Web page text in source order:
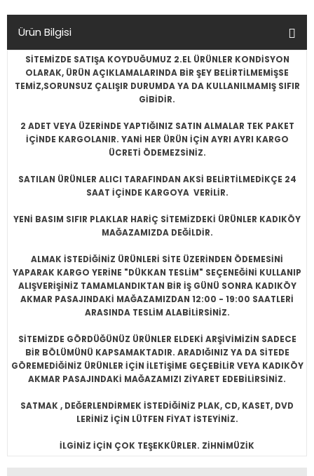
Ürün Bilgisi
SİTEMİZDE SATIŞA KOYDUĞUMUZ 2.EL ÜRÜNLER KONDİSYON
OLARAK, ÜRÜN AÇIKLAMALARINDA BİR ŞEY BELİRTİLMEMİŞSE
TEMİZ,SORUNSUZ ÇALIŞIR DURUMDA YA DA KULLANILMAMIŞ SIFIR
GİBİDİR.
2 ADET VEYA ÜZERİNDE YAPTIĞINIZ SATIN ALMALAR TEK PAKET
İÇİNDE KARGOLANIR. YANİ HER ÜRÜN İÇİN AYRI AYRI KARGO
ÜCRETİ ÖDEMEZSİNİZ.
SATILAN ÜRÜNLER ALICI TARAFINDAN AKSİ BELİRTİLMEDİKÇE 24
SAAT İÇİNDE KARGOYA VERİLİR.
YENİ BASIM SIFIR PLAKLAR HARİÇ SİTEMİZDEKİ ÜRÜNLER KADIKÖY
MAĞAZAMIZDA DEĞİLDİR.
ALMAK İSTEDİĞİNİZ ÜRÜNLERİ SİTE ÜZERİNDEN ÖDEMESİNİ
YAPARAK KARGO YERİNE "DÜKKAN TESLİM" SEÇENEĞİNİ KULLANIP
ALIŞVERİŞİNİZ TAMAMLANDIKTAN BİR İŞ GÜNÜ SONRA KADIKÖY
AKMAR PASAJINDAKİ MAĞAZAMIZDAN 12:00 - 19:00 SAATLERİ
ARASINDA TESLİM ALABİLİRSİNİZ.
SİTEMİZDE GÖRDÜĞÜNÜZ ÜRÜNLER ELDEKİ ARŞİVİMİZİN SADECE
BİR BÖLÜMÜNÜ KAPSAMAKTADIR. ARADIĞINIZ YA DA SİTEDE
GÖREMEDİĞİNİZ ÜRÜNLER İÇİN İLETİŞİME GEÇEBİLİR VEYA KADIKÖY
AKMAR PASAJINDAKİ MAĞAZAMIZI ZİYARET EDEBİLİRSİNİZ.
SATMAK , DEĞERLENDİRMEK İSTEDİĞİNİZ PLAK, CD, KASET, DVD
LERİNİZ İÇİN LÜTFEN FİYAT İSTEYİNİZ.
İLGİNİZ İÇİN ÇOK TEŞEKKÜRLER. ZİHNİMÜZİK